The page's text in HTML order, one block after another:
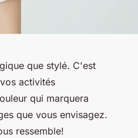
que stylé. C'est
activités
qui marquera
que vous envisagez.
ressemble!